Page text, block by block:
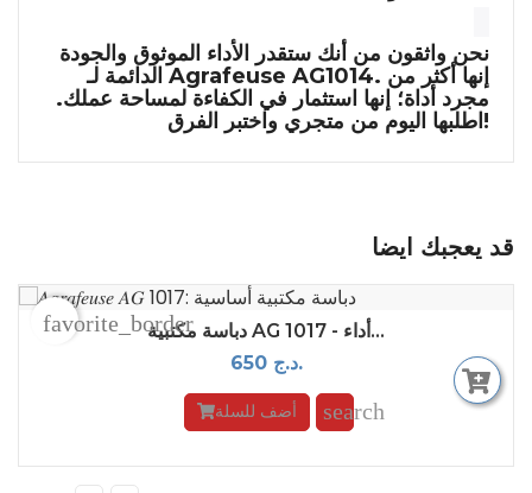
نحن واثقون من أنك ستقدر الأداء الموثوق والجودة
الدائمة لـ Agrafeuse AG1014. إنها أكثر من
مجرد أداة؛ إنها استثمار في الكفاءة لمساحة عملك.
اطلبها اليوم من متجري واختبر الفرق!
قد يعجبك ايضا
دباسة مكتبية AG 1017 - أداء...
650 د.ج.
أضف للسلة search
favorite_border